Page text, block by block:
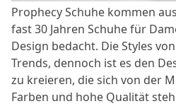
Prophecy Schuhe kommen
fast 30 Jahren Schuhe für
Design bedacht. Die Styles
Trends, dennoch ist es den
zu kreieren, die sich von der
Farben und hohe Qualität